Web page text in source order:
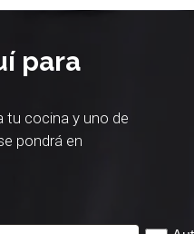
para
tu cocina y uno de
pondrá en